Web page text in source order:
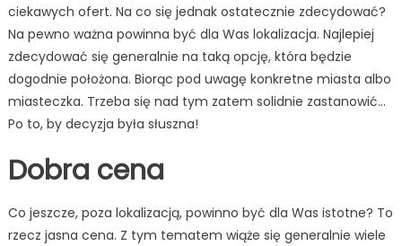
ciekawych ofert. Na co się jednak ostatecznie zdecydować?
Na pewno ważna powinna być dla Was lokalizacja. Najlepiej
zdecydować się generalnie na taką opcję, która będzie
dogodnie położona. Biorąc pod uwagę konkretne miasta albo
miasteczka. Trzeba się nad tym zatem solidnie zastanowić…
Po to, by decyzja była słuszna!
Dobra cena
Co jeszcze, poza lokalizacją, powinno być dla Was istotne? To
rzecz jasna cena. Z tym tematem wiąże się generalnie wiele